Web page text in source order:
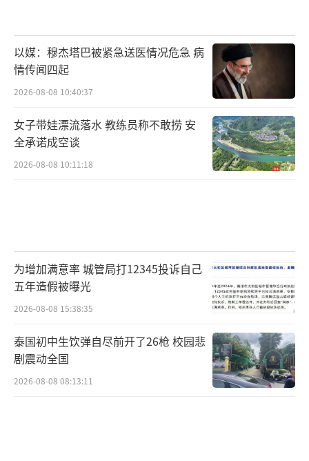
以媒：穆杰塔巴被紧急送医情况危急 病
情传闻四起
2026-08-08 10:40:37
女子带娃漂流落水 教练员称不敢捞 安
全承诺成空谈
2026-08-08 10:11:18
为增加满意率 城管局打12345投诉自己
五年造假被曝光
2026-08-08 15:38:35
泰国初中生饮弹自尽前开了26枪 校园悲
剧震动全国
2026-08-08 08:13:11